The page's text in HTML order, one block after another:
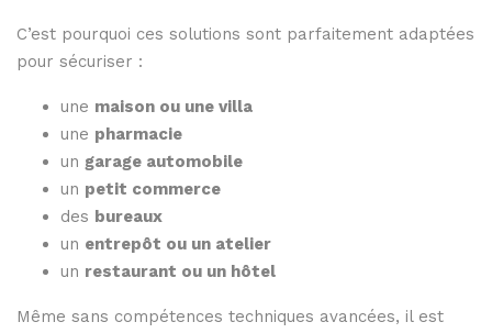
C’est pourquoi ces solutions sont parfaitement adaptées
pour sécuriser :
une maison ou une villa
une pharmacie
un garage automobile
un petit commerce
des bureaux
un entrepôt ou un atelier
un restaurant ou un hôtel
Même sans compétences techniques avancées, il est